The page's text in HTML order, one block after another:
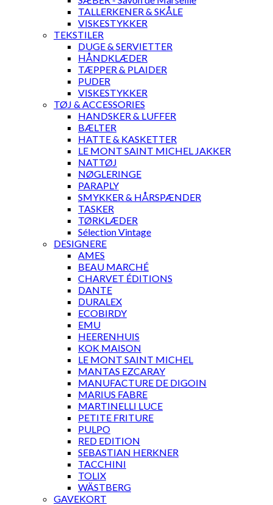
TALLERKENER & SKÅLE
VISKESTYKKER
TEKSTILER
DUGE & SERVIETTER
HÅNDKLÆDER
TÆPPER & PLAIDER
PUDER
VISKESTYKKER
TØJ & ACCESSORIES
HANDSKER & LUFFER
BÆLTER
HATTE & KASKETTER
LE MONT SAINT MICHEL JAKKER
NATTØJ
NØGLERINGE
PARAPLY
SMYKKER & HÅRSPÆNDER
TASKER
TØRKLÆDER
Sélection Vintage
DESIGNERE
AMES
BEAU MARCHÉ
CHARVET ÉDITIONS
DANTE
DURALEX
ECOBIRDY
EMU
HEERENHUIS
KOK MAISON
LE MONT SAINT MICHEL
MANTAS EZCARAY
MANUFACTURE DE DIGOIN
MARIUS FABRE
MARTINELLI LUCE
PETITE FRITURE
PULPO
RED EDITION
SEBASTIAN HERKNER
TACCHINI
TOLIX
WÄSTBERG
GAVEKORT